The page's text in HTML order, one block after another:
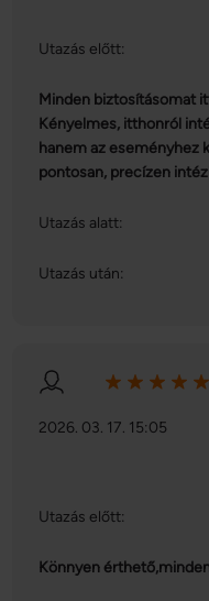
Utazás előtt:
Minden biztosításomat
Kényelmes, itthonról
hanem az eseményhez
pontosan, precízen
Utazás alatt:
Utazás után:
2026. 03. 17. 15:05
Utazás előtt:
Könnyen